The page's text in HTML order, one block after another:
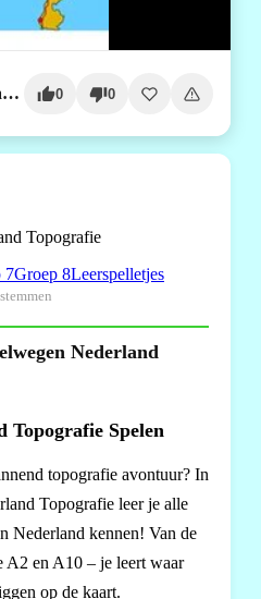
Snelwegen Nederland Topografie 0 0
Topografie
7Groep 8Leerspelletjes
stemmen
Nederland
Topografie Spelen
topografie avontuur? In
Topografie leer je alle
Nederland kennen! Van de
A2 en A10 – je leert waar
op de kaart.